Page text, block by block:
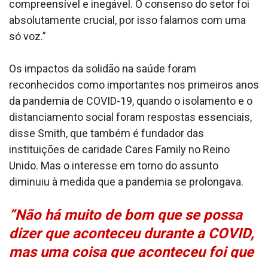
compreensível e inegável. O consenso do setor foi
absolutamente crucial, por isso falamos com uma
só voz.”
Os impactos da solidão na saúde foram
reconhecidos como importantes nos primeiros anos
da pandemia de COVID-19, quando o isolamento e o
distanciamento social foram respostas essenciais,
disse Smith, que também é fundador das
instituições de caridade Cares Family no Reino
Unido. Mas o interesse em torno do assunto
diminuiu à medida que a pandemia se prolongava.
“Não há muito de bom que se possa
dizer que aconteceu durante a COVID,
mas uma coisa que aconteceu foi que